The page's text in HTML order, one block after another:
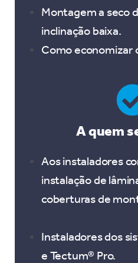
Montagem a seco
inclinação baixa.
Como economizar
A quem
Aos instaladores
instalação de
coberturas de
Instaladores dos
e Tectum® Pro.